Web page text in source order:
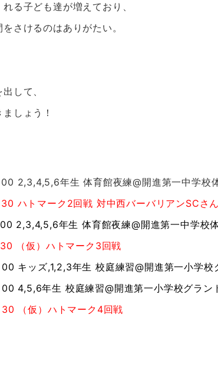
る子ども達が増えており、
さけるのはありがたい。
して、
しょう！
2,3,4,5,6年生 体育館夜練@開進第一中学校
ハトマーク2回戦 対中西バーバリアンSCさん
2,3,4,5,6年生 体育館夜練@開進第一中学校
（仮）ハトマーク3回戦
キッズ,1,2,3年生 校庭練習@開進第一小学校
4,5,6年生 校庭練習@開進第一小学校グラン
（仮）ハトマーク4回戦